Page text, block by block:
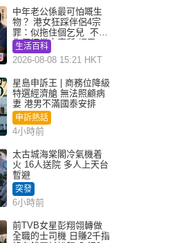
中年老公係最可怕嘅生
物？ 港女狂踩伴侶4宗
罪：似拖住個乞兒 不解
為何經常去廁所 網民一
語道破
生活百科
2026-08-08 15:21 HKT
星島申訴王 | 商務位降級
特選經濟艙 無法照顧病
妻 港男不滿國泰安排
申訴熱話
4小時前
太古城海棠閣冷氣機着
火 16人送院 多人上天台
暫避
突發
6小時前
前TVB女星彭翔翎轉做
全職的士司機 日賺2千指